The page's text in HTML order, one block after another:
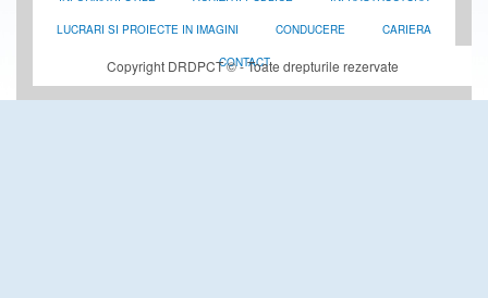
LUCRARI SI PROIECTE IN IMAGINI CONDUCERE CARIERA
CONTACT
Copyright DRDPCT © - Toate drepturile rezervate